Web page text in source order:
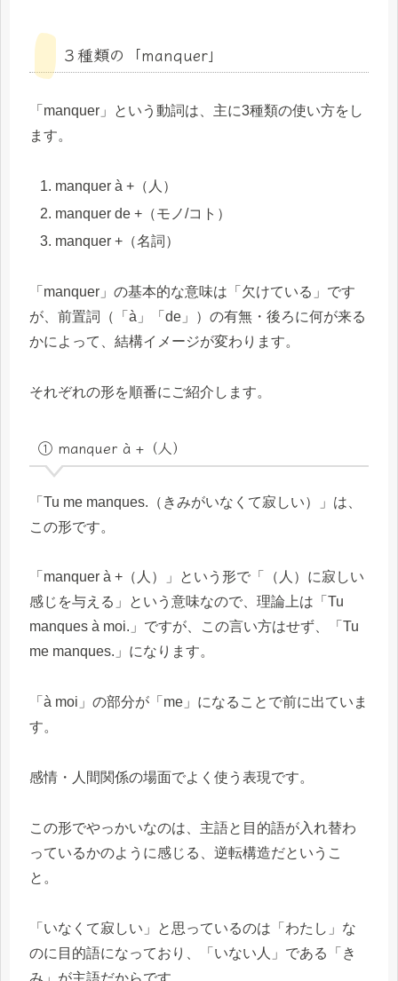
３種類の「manquer」
「manquer」という動詞は、主に3種類の使い方をし
ます。
manquer à +（人）
manquer de +（モノ/コト）
manquer +（名詞）
「manquer」の基本的な意味は「欠けている」です
が、前置詞（「à」「de」）の有無・後ろに何が来る
かによって、結構イメージが変わります。
それぞれの形を順番にご紹介します。
① manquer à +（人）
「Tu me manques.（きみがいなくて寂しい）」は、
この形です。
「manquer à +（人）」という形で「（人）に寂しい
感じを与える」という意味なので、理論上は「Tu
manques à moi.」ですが、この言い方はせず、「Tu
me manques.」になります。
「à moi」の部分が「me」になることで前に出ていま
す。
感情・人間関係の場面でよく使う表現です。
この形でやっかいなのは、主語と目的語が入れ替わ
っているかのように感じる、逆転構造だというこ
と。
「いなくて寂しい」と思っているのは「わたし」な
のに目的語になっており、「いない人」である「き
み」が主語だからです。